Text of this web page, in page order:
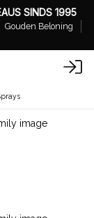
SINDS 1995
Gouden Beloning